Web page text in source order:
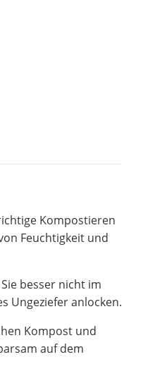
Kompostieren
Feuchtigkeit und
besser nicht im
Ungeziefer anlocken.
Kompost und
auf dem